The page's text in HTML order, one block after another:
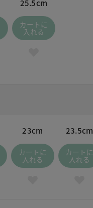
25.5cm
カートに
入れる
23cm
カートに
入れる
23.5cm
カートに
入れる